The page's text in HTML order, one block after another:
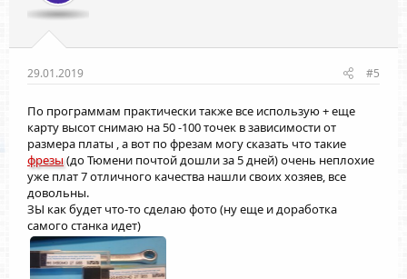
29.01.2019 #5
По программам практически также все использую + еще
карту высот снимаю на 50 -100 точек в зависимости от
размера платы , а вот по фрезам могу сказать что такие
фрезы(до Тюмени почтой дошли за 5 дней) очень неплохие
уже плат 7 отличного качества нашли своих хозяев, все
довольны.
ЗЫ как будет что-то сделаю фото (ну еще и доработка
самого станка идет)